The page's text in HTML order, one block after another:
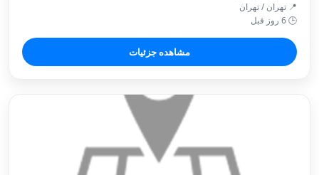
📍 تهران / تهران
🕒 6 روز قبل
مشاهده جزئیات